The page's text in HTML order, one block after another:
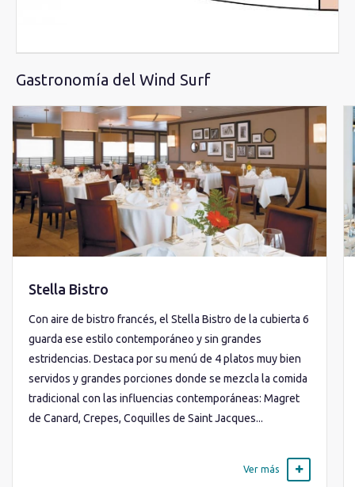
Gastronomía del Wind Surf
Stella Bistro
Con aire de bistro francés, el Stella Bistro de la cubierta 6
guarda ese estilo contemporáneo y sin grandes
estridencias. Destaca por su menú de 4 platos muy bien
servidos y grandes porciones donde se mezcla la comida
tradicional con las influencias contemporáneas: Magret
de Canard, Crepes, Coquilles de Saint Jacques...
Ver más